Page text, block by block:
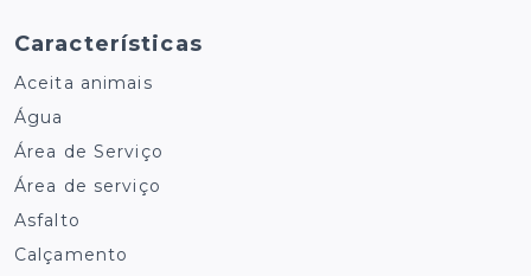
Características
Aceita animais
Água
Área de Serviço
Área de serviço
Asfalto
Calçamento